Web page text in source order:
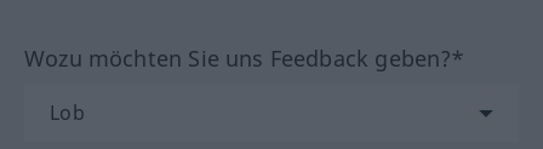
Wozu möchten Sie uns Feedback geben?*